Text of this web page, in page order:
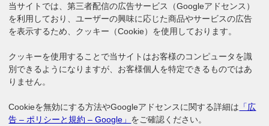
当サイトでは、第三者配信の広告サービス（Googleアドセンス）
を利用しており、ユーザーの興味に応じた商品やサービスの広告
を表示するため、クッキー（Cookie）を使用しております。
クッキーを使用することで当サイトはお客様のコンピュータを識
別できるようになりますが、お客様個人を特定できるものではあ
りません。
Cookieを無効にする方法やGoogleアドセンスに関する詳細は 「広
告 – ポリシーと規約 – Google」 をご確認ください。